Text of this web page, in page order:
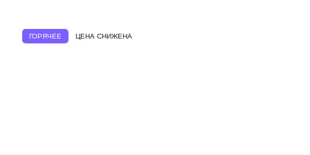
ГОРЯЧЕЕ ЦЕНА СНИЖЕНА